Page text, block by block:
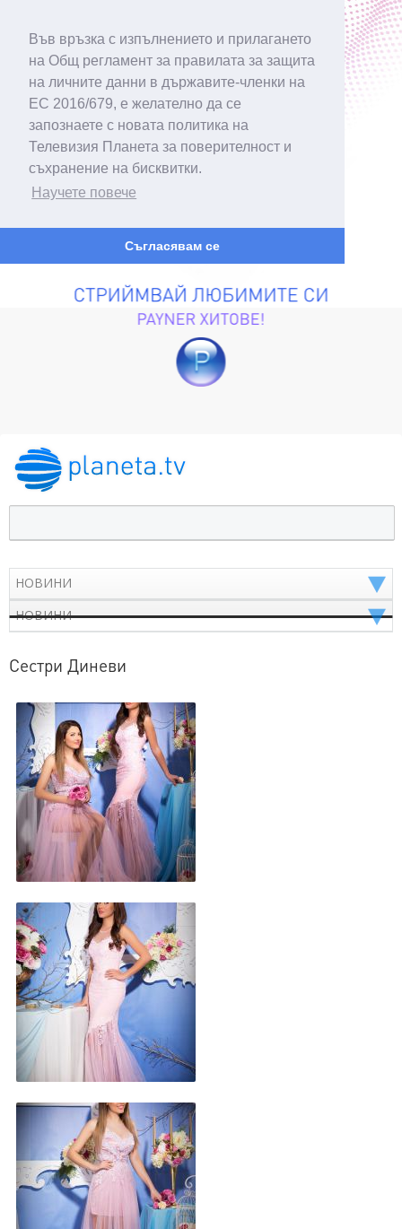
Във връзка с изпълнението и прилагането
на Общ регламент за правилата за защита
на личните данни в държавите-членки на
ЕС 2016/679, е желателно да се
запознаете с новата политика на
Телевизия Планета за поверителност и
съхранение на бисквитки.
Научете повече
Съгласявам се
Сестри Диневи